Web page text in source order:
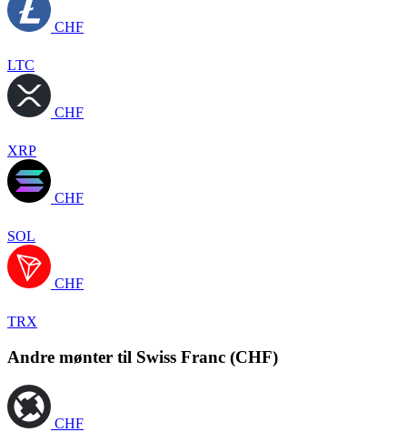
CHF
LTC
CHF
XRP
CHF
SOL
CHF
TRX
Andre mønter til Swiss Franc (CHF)
CHF